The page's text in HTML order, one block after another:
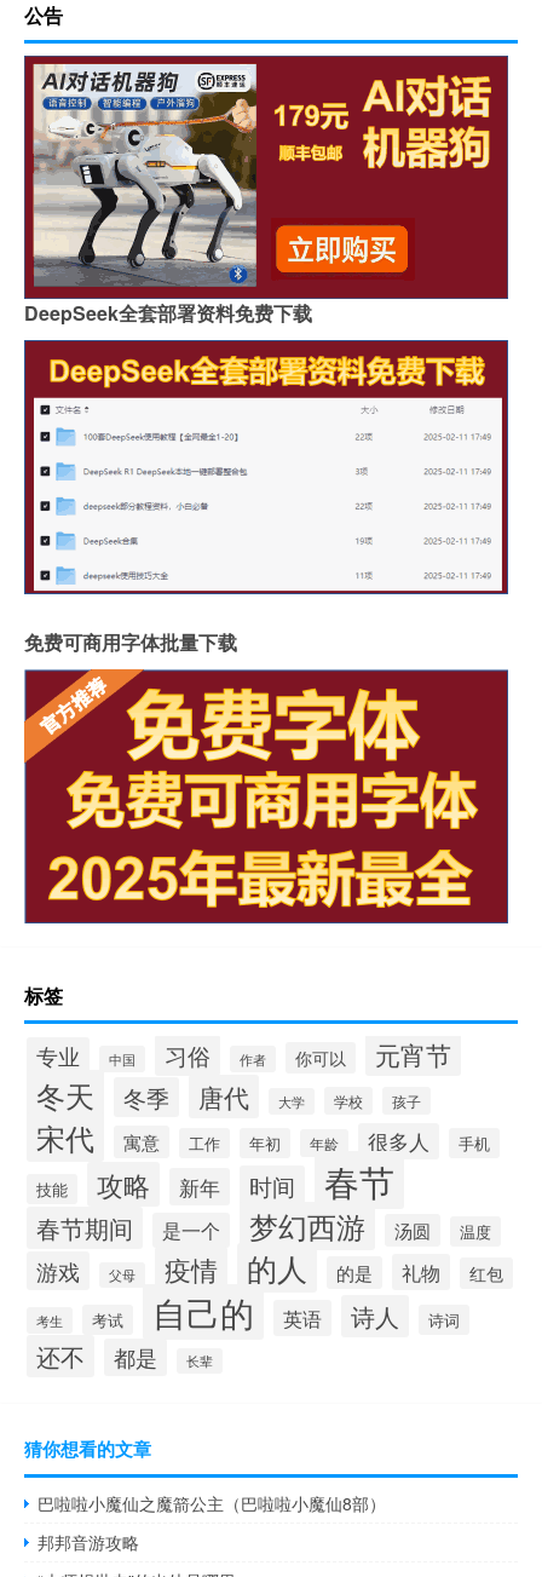
公告
DeepSeek全套部署资料免费下载
免费可商用字体批量下载
标签
专业 中国 习俗 作者 你可以 元宵节
冬天 冬季 唐代 大学 学校 孩子
宋代 寓意 工作 年初 年龄 很多人
手机
技能
攻略 新年 时间 春节
春节期间 是一个 梦幻西游 汤圆 温度
游戏 父母 疫情 的人 的是 礼物 红包
考生 考试 自己的 英语 诗人 诗词
还不 都是 长辈
猜你想看的文章
巴啦啦小魔仙之魔箭公主（巴啦啦小魔仙8部）
邦邦音游攻略